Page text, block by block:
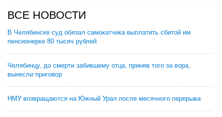
ВСЕ НОВОСТИ
В Челябинске суд обязал самокатчика выплатить сбитой им
пенсионерке 80 тысяч рублей
Челябинцу, до смерти забившему отца, приняв того за вора,
вынесли приговор
НМУ возвращаются на Южный Урал после месячного перерыва